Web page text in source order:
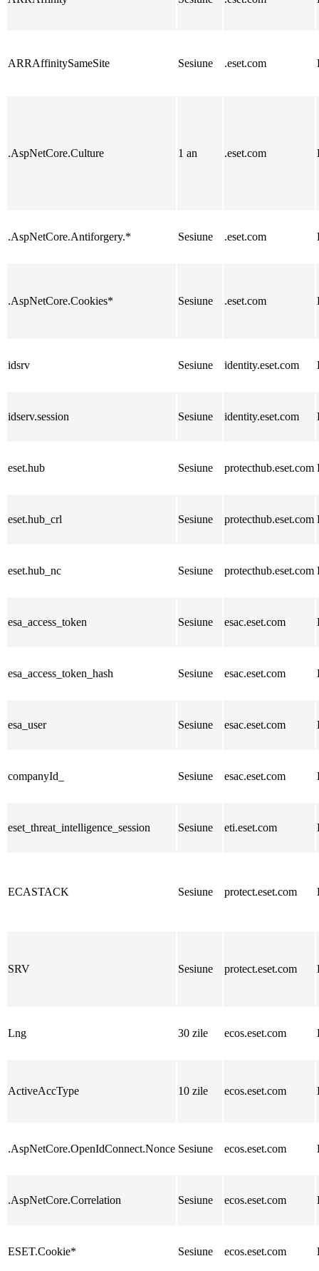
ARRAffinitySameSite Sesiune .eset.com
.AspNetCore.Culture 1 an .eset.com
.AspNetCore.Antiforgery.* Sesiune .eset.com
.AspNetCore.Cookies* Sesiune .eset.com
idsrv Sesiune identity.eset.com
idserv.session Sesiune identity.eset.com
eset.hub Sesiune protecthub.eset.com
eset.hub_crl Sesiune protecthub.eset.com
eset.hub_nc Sesiune protecthub.eset.com
esa_access_token Sesiune esac.eset.com
esa_access_token_hash Sesiune esac.eset.com
esa_user Sesiune esac.eset.com
companyId_ Sesiune esac.eset.com
eset_threat_intelligence_session Sesiune eti.eset.com
ECASTACK Sesiune protect.eset.com
SRV Sesiune protect.eset.com
Lng 30 zile ecos.eset.com
ActiveAccType 10 zile ecos.eset.com
.AspNetCore.OpenIdConnect.Nonce Sesiune ecos.eset.com
.AspNetCore.Correlation Sesiune ecos.eset.com
ESET.Cookie* Sesiune ecos.eset.com